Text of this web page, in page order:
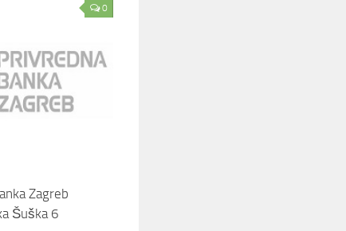
0
Zagreb
Šuška 6